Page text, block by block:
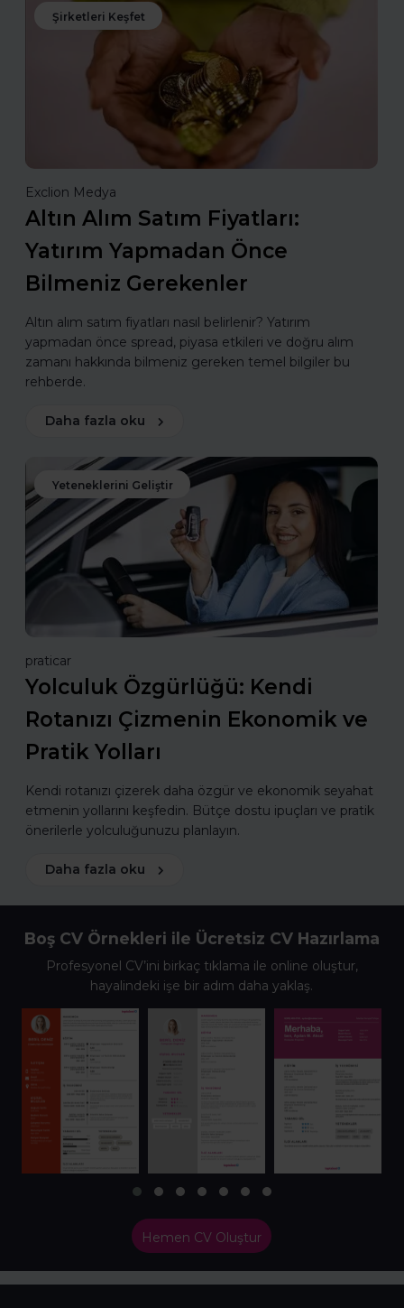
Şirketleri Keşfet
Exclion Medya
Altın Alım Satım Fiyatları:
Yatırım Yapmadan Önce
Bilmeniz Gerekenler
Altın alım satım fiyatları nasıl belirlenir? Yatırım
yapmadan önce spread, piyasa etkileri ve doğru alım
zamanı hakkında bilmeniz gereken temel bilgiler bu
rehberde.
Daha fazla oku
Yeteneklerini Geliştir
praticar
Yolculuk Özgürlüğü: Kendi
Rotanızı Çizmenin Ekonomik ve
Pratik Yolları
Kendi rotanızı çizerek daha özgür ve ekonomik seyahat
etmenin yollarını keşfedin. Bütçe dostu ipuçları ve pratik
önerilerle yolculuğunuzu planlayın.
Daha fazla oku
Boş CV Örnekleri ile Ücretsiz CV Hazırlama
Profesyonel CV’ini birkaç tıklama ile online oluştur,
hayalindeki işe bir adım daha yaklaş.
Hemen CV Oluştur